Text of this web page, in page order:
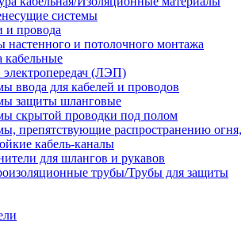
системы
и провода
настенного и потолочного монтажа
кабельные
(ЛЭП)
ввода для кабелей и проводов
защиты шланговые
скрытой проводки под полом
препятствующие распространению огня,
кабель-каналы
для шлангов и рукавов
трубы/Трубы для защиты